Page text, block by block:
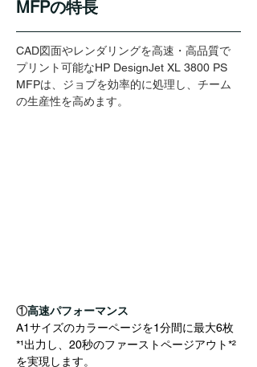
MFPの特長
CAD図面やレンダリングを高速・高品質で
プリント可能なHP DesignJet XL 3800 PS
MFPは、ジョブを効率的に処理し、チーム
の生産性を高めます。
①高速パフォーマンス
A1サイズのカラーページを1分間に最大6枚
*¹出力し、20秒のファーストページアウト*²
を実現します。